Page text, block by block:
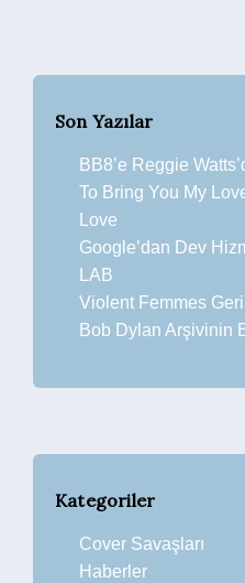
Son Yazılar
BB8’e Reggie
To Bring You My
Love
Google’dan Dev
LAB
Violent Femmes
Bob Dylan Arşivinin
Kategoriler
Cover Savaşları
Haberler